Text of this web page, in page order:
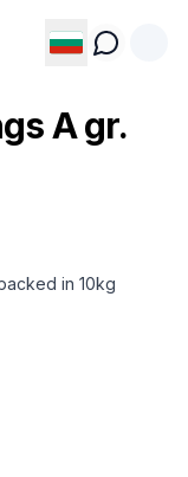
A gr.
in 10kg